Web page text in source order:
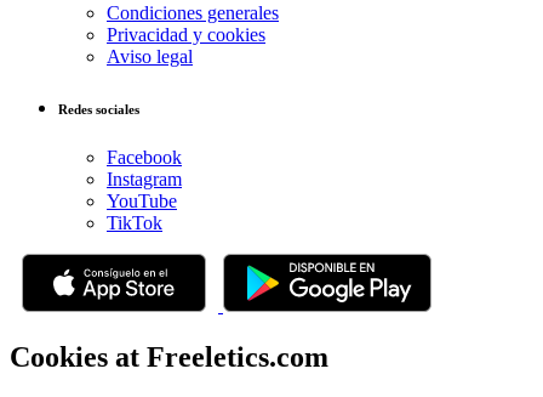
Condiciones generales
Privacidad y cookies
Aviso legal
Redes sociales
Facebook
Instagram
YouTube
TikTok
Cookies at Freeletics.com